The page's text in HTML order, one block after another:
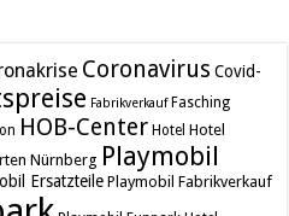
Coronavirus Covid-
Fabrikverkauf Fasching
HOB-Center Hotel Hotel
Nürnberg Playmobil
Ersatzteile Playmobil Fabrikverkauf